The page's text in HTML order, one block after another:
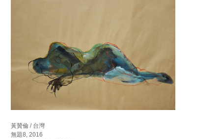
黃贊倫 / 台灣
無題8, 2016